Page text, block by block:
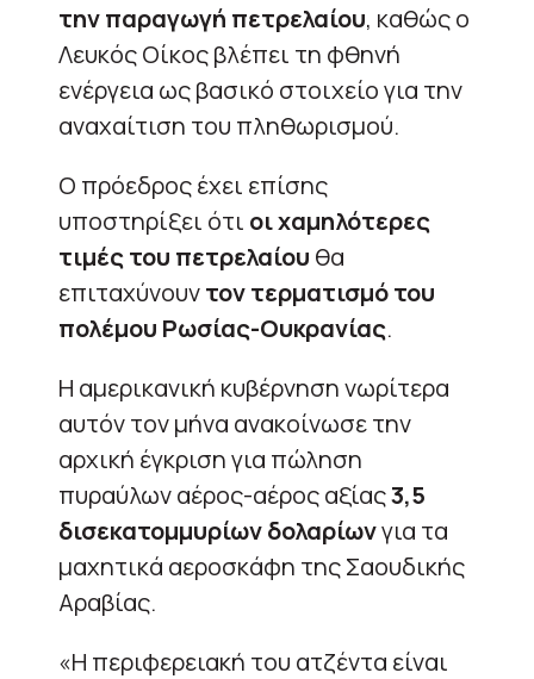
την παραγωγή πετρελαίου, καθώς ο
Λευκός Οίκος βλέπει τη φθηνή
ενέργεια ως βασικό στοιχείο για την
αναχαίτιση του πληθωρισμού.
Ο πρόεδρος έχει επίσης
υποστηρίξει ότι οι χαμηλότερες
τιμές του πετρελαίου θα
επιταχύνουντον τερματισμό του
πολέμου Ρωσίας-Ουκρανίας.
Η αμερικανική κυβέρνηση νωρίτερα
αυτόν τον μήνα ανακοίνωσε την
αρχική έγκριση για πώληση
πυραύλωναέρος-αέρος αξίας3,5
δισεκατομμυρίων δολαρίωνγια τα
μαχητικά αεροσκάφη της Σαουδικής
Αραβίας.
«Η περιφερειακή του ατζέντα είναι